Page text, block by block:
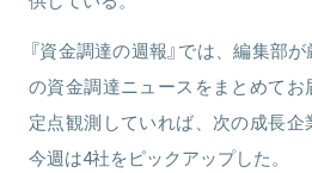
『資金調達の週報』では、編集部
の資金調達ニュースをまとめて
定点観測していれば、次の成長企
今週は4社をピックアップした。